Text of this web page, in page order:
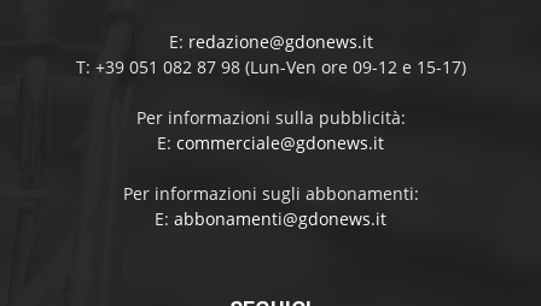
E: redazione@gdonews.it
T: +39 051 082 87 98 (Lun-Ven ore 09-12 e 15-17)
Per informazioni sulla pubblicità:
E: commerciale@gdonews.it
Per informazioni sugli abbonamenti:
E: abbonamenti@gdonews.it